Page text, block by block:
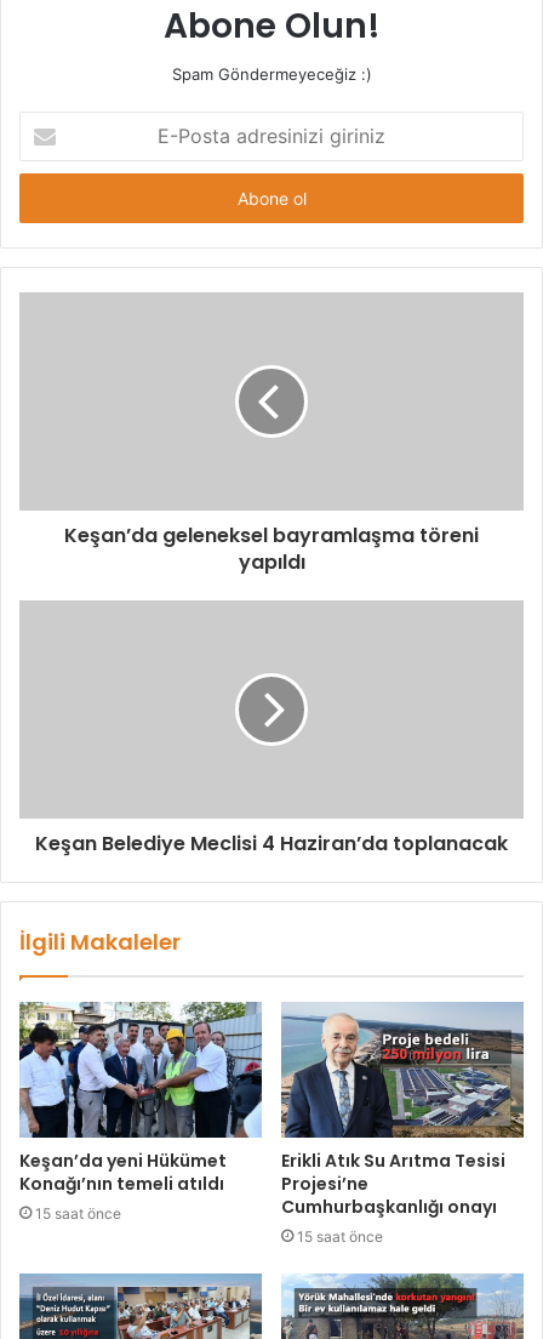
Abone Olun!
Spam Göndermeyeceğiz :)
Posta
adresinizi
Keşan’da geleneksel bayramlaşma töreni
yapıldı
Keşan Belediye Meclisi 4 Haziran’da toplanacak
İlgili Makaleler
Keşan’da yeni Hükümet
Konağı’nın temeli atıldı
15 saat önce
Erikli Atık Su Arıtma Tesisi
Projesi’ne
Cumhurbaşkanlığı onayı
15 saat önce